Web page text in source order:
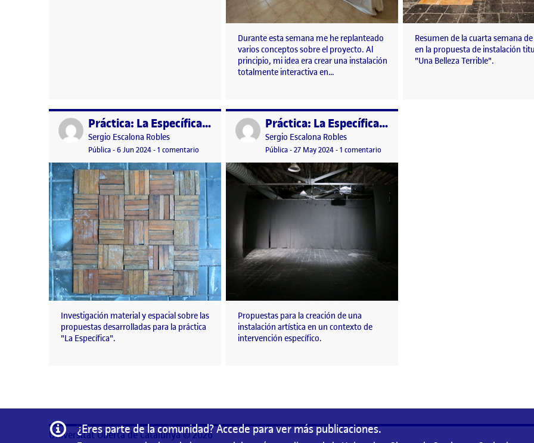
Durante esta semana me he replanteado
varios conceptos sobre el proyecto. Al
principio, mi idea era crear una instalación
totalmente interactiva en…
Resumen de la cuarta semana
en la propuesta de instalación
"Una Belleza Terrible".
Publicado por Práctica: La Específica. Semana 2
Publicado por
Sergio Escalona Robles
Visibilidad:
Pública-Fecha de publicación
6 Jun 20247 junio, 2024 7:45 am
-1 comentario en Práctica: La Específica. Semana 2
Investigación material y espacial sobre las
propuestas desarrolladas para la práctica
"La Específica".
Publicado por Práctica: La Específica. Semana 1
Publicado por
Sergio Escalona Robles
Visibilidad:
Pública-Fecha de publicación
27 May 2024-1 comentario
Propuestas para la creación de una
instalación artística en un contexto de
intervención específico.
Información
¿Eres parte de la comunidad? Accede para ver más publicaciones.
Universitat Oberta de Catalunya © 2026